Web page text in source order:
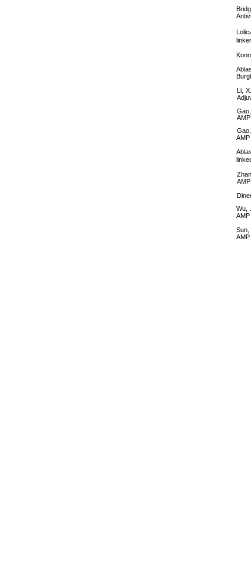
Li,
Gao,
Gao,
AMP
Wu,
AMP
Sun,
AMP